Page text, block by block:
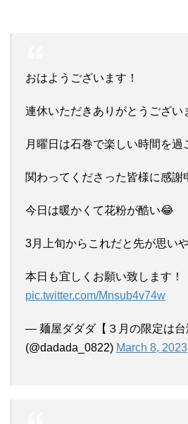
おはようございます！
連休いただきありがとうござい
月曜日は石巻で楽しい時間を過
関わってくださった皆様に感謝
今日は暖かくて花粉が酷い😂
3月上旬からこれだと先が思い
本日も宜しくお願い致します！
pic.twitter.com/Mnsub4v74w
— 麺屋ダダダ【３月の限定は台
(@dadada_0822) March 8, 2023